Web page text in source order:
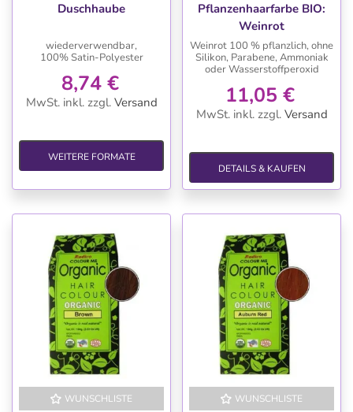
Duschhaube
wiederverwendbar,
100% Satin-Polyester
8,74 €
MwSt. inkl. zzgl. Versand
WEITERE FORMATE
Pflanzenhaarfarbe BIO:
Weinrot
Weinrot 100 % pflanzlich, ohne
Silikon, Parabene, Ammoniak
oder Wasserstoffperoxid
11,05 €
MwSt. inkl. zzgl. Versand
DETAILS & KAUFEN
WUNSCHLISTE
WUNSCHLISTE